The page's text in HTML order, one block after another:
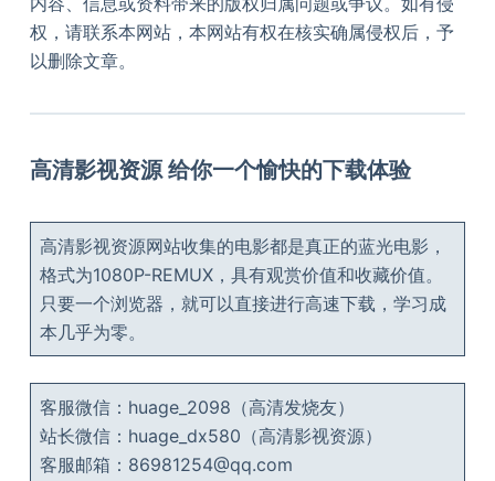
权，请联系本网站，本网站有权在核实确属侵权后，予
以删除文章。
高清影视资源 给你一个愉快的下载体验
高清影视资源网站收集的电影都是真正的蓝光电影，
格式为1080P-REMUX，具有观赏价值和收藏价值。
只要一个浏览器，就可以直接进行高速下载，学习成
本几乎为零。
客服微信：huage_2098（高清发烧友）
站长微信：huage_dx580（高清影视资源）
客服邮箱：86981254@qq.com